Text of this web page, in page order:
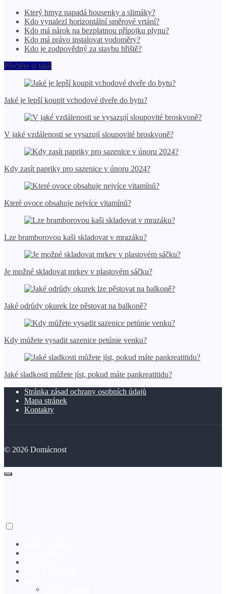
Který hmyz napadá housenky a slimáky?
Kdo vynalezl horizontální směrové vrtání?
Kdo má nárok na bezplatnou přípojku plynu?
Kdo má právo instalovat vodoměry?
Kdo je zodpovědný za stavbu hřiště?
Přečtěte si také
Jaké je lepší koupit vchodové dveře do bytu?
V jaké vzdálenosti se vysazují sloupovité broskvoně?
Kdy zasít papriky pro sazenice v únoru 2024?
Které ovoce obsahuje nejvíce vitamínů?
Lze bramborovou kaši skladovat v mrazáku?
Je možné skladovat mrkev v plastovém sáčku?
Jaké odrůdy okurek lze pěstovat na balkoně?
Kdy můžete vysadit sazenice petúnie venku?
Jaké sladkosti můžete jíst, pokud máte pankreatitidu?
Stránka zásad ochrany osobních údajů
Mapa stránek
Kontakty
© 2026 Domácnost